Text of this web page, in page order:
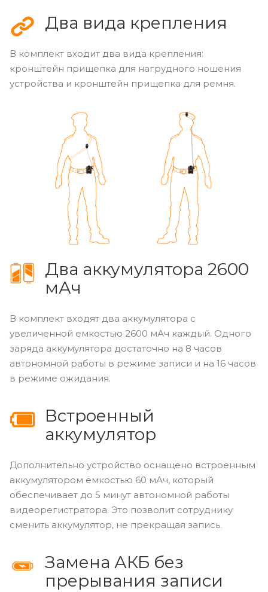
Два вида крепления
В комплект входит два вида крепления:
кронштейн прищепка для нагрудного ношения
устройства и кронштейн прищепка для ремня.
Два аккумулятора 2600
мАч
В комплект входят два аккумулятора с
увеличенной емкостью 2600 мАч каждый. Одного
заряда аккумулятора достаточно на 8 часов
автономной работы в режиме записи и на 16 часов
в режиме ожидания.
Встроенный
аккумулятор
Дополнительно устройство оснащено встроенным
аккумулятором ёмкостью 60 мАч, который
обеспечивает до 5 минут автономной работы
видеорегистратора. Это позволит сотруднику
сменить аккумулятор, не прекращая запись.
Замена АКБ без
прерывания записи